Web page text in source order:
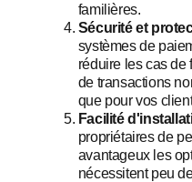
familières.
Sécurité et
systèmes de
réduire les cas de
de transactions
que pour vos
Facilité
propriétaires de
avantageux les
nécessitent peu